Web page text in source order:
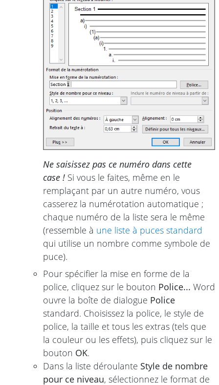
Ne saisissez pas ce numéro dans cette
case ! Si vous le faites, même en le
remplaçant par un autre numéro, vous
casserez la numérotation automatique ;
chaque numéro de la liste sera le même
(ressemble à une liste à puces standard
qui utilise un nombre comme symbole de
puce).
Pour spécifier la mise en forme de la
police, cliquez sur le bouton Police... Word
ouvre la boîte de dialogue Police
standard. Choisissez la police, le style de
police, la taille et tous les extras (tels que
la couleur ou les effets), puis cliquez sur le
bouton OK.
Dans la liste déroulante Style de nombre
pour ce niveau, sélectionnez le format de